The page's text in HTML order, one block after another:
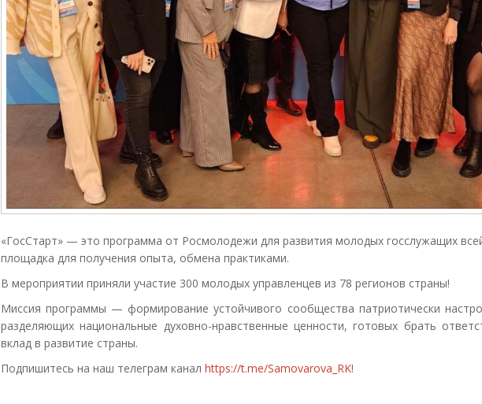
«ГосСтарт» — это программа от Росмолодежи для развития молодых госслужащих
площадка для получения опыта, обмена практиками.
В мероприятии приняли участие 300 молодых управленцев из 78 регионов страны!
Миссия программы — формирование устойчивого сообщества патриотически
разделяющих национальные духовно-нравственные ценности, готовых брать
вклад в развитие страны.
Подпишитесь на наш телеграм канал https://t.me/Samovarova_RK!